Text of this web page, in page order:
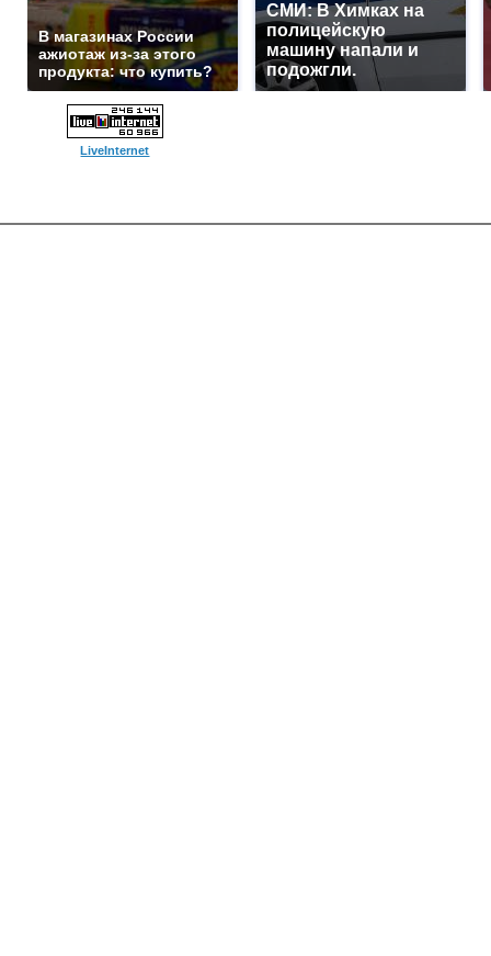
В магазинах России
ажиотаж из-за этого
продукта: что купить?
СМИ: В Химках на
полицейскую
машину напали и
подожгли.
LiveInternet